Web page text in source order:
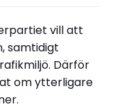
vill att
samtidigt
Därför
om ytterligare